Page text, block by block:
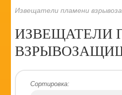
Извещатели пламени
ИЗВЕЩАТЕЛИ
Сортировка: